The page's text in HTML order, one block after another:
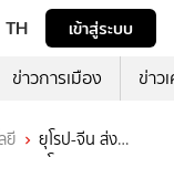
TH
เข้าสู่ระบบ
ข่าวการเมือง ข่าว
ยี
ยุโรป-จีน ส่ง
รอบโลก